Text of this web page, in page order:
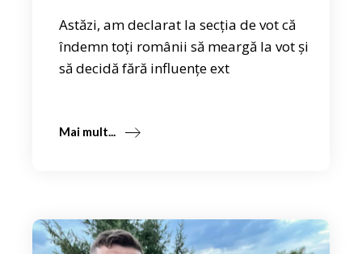
Astăzi, am declarat la secția de vot că
îndemn toți românii să meargă la vot și
să decidă fără influențe ext
Mai mult...